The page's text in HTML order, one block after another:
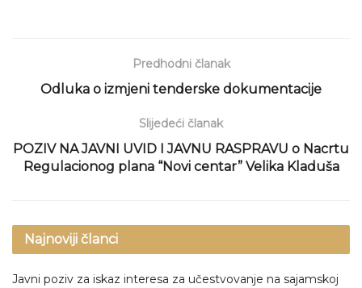
Predhodni članak
Odluka o izmjeni tenderske dokumentacije
Slijedeći članak
POZIV NA JAVNI UVID I JAVNU RASPRAVU o Nacrtu
Regulacionog plana “Novi centar” Velika Kladuša
Najnoviji članci
Javni poziv za iskaz interesa za učestvovanje na sajamskoj